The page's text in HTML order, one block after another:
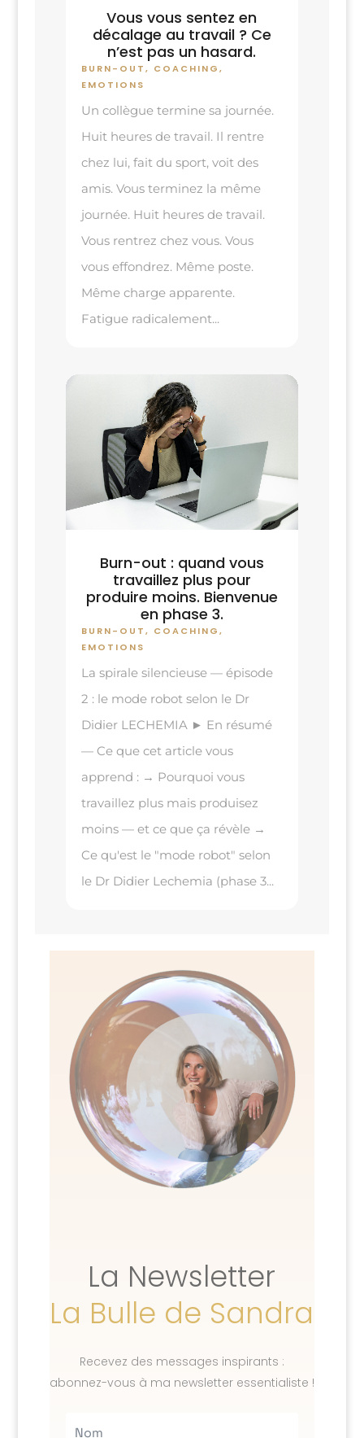
Vous vous sentez en
décalage au travail ? Ce
n’est pas un hasard.
BURN-OUT, COACHING,
EMOTIONS
Un collègue termine sa journée.
Huit heures de travail. Il rentre
chez lui, fait du sport, voit des
amis. Vous terminez la même
journée. Huit heures de travail.
Vous rentrez chez vous. Vous
vous effondrez. Même poste.
Même charge apparente.
Fatigue radicalement...
Burn-out : quand vous
travaillez plus pour
produire moins. Bienvenue
en phase 3.
BURN-OUT, COACHING,
EMOTIONS
La spirale silencieuse — épisode
2 : le mode robot selon le Dr
Didier LECHEMIA ► En résumé
— Ce que cet article vous
apprend : → Pourquoi vous
travaillez plus mais produisez
moins — et ce que ça révèle →
Ce qu'est le "mode robot" selon
le Dr Didier Lechemia (phase 3...
La Newsletter
La Bulle de Sandra
Recevez des messages inspirants :
abonnez-vous à ma newsletter essentialiste !